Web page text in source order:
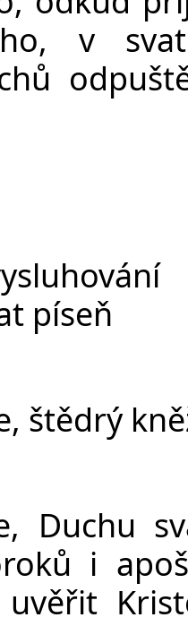
v
píseň
štědrý
Duchu
i
uvěřit